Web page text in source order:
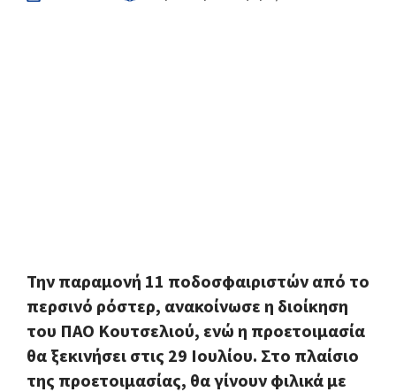
Την παραμονή 11 ποδοσφαιριστών από το
περσινό ρόστερ, ανακοίνωσε η διοίκηση
του ΠΑΟ Κουτσελιού, ενώ η προετοιμασία
θα ξεκινήσει στις 29 Ιουλίου. Στο πλαίσιο
της προετοιμασίας, θα γίνουν φιλικά με